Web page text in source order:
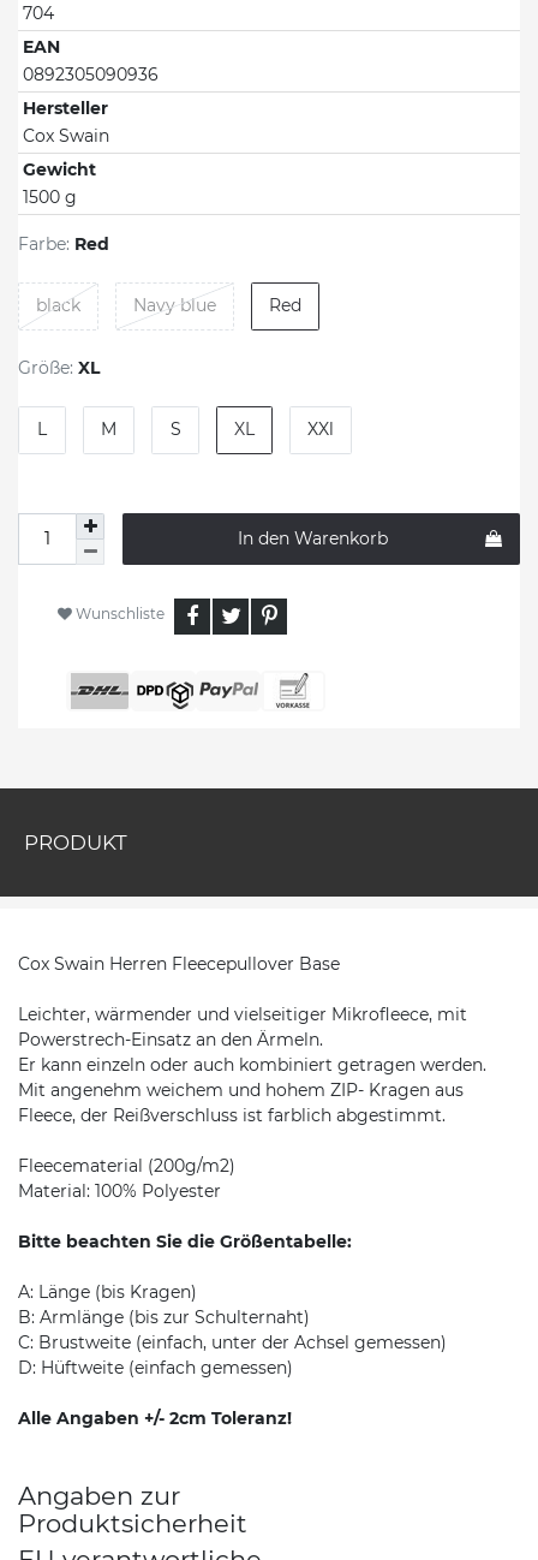
704
EAN
0892305090936
Hersteller
Cox Swain
Gewicht
1500 g
Farbe: Red
black Navy blue Red
Größe: XL
L M S XL XXl
In den Warenkorb
Wunschliste
PRODUKT
Cox Swain Herren Fleecepullover Base
Leichter, wärmender und vielseitiger Mikrofleece, mit
Powerstrech-Einsatz an den Ärmeln.
Er kann einzeln oder auch kombiniert getragen werden.
Mit angenehm weichem und hohem ZIP- Kragen aus
Fleece, der Reißverschluss ist farblich abgestimmt.
Fleecematerial (200g/m2)
Material: 100% Polyester
Bitte beachten Sie die Größentabelle:
A: Länge (bis Kragen)
B: Armlänge (bis zur Schulternaht)
C: Brustweite (einfach, unter der Achsel gemessen)
D: Hüftweite (einfach gemessen)
Alle Angaben +/- 2cm Toleranz!
Angaben zur
Produktsicherheit